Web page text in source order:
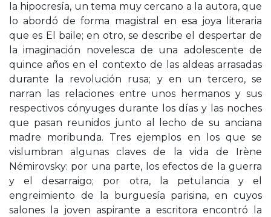
la hipocresía, un tema muy cercano a la autora, que
lo abordó de forma magistral en esa joya literaria
que es El baile; en otro, se describe el despertar de
la imaginación novelesca de una adolescente de
quince años en el contexto de las aldeas arrasadas
durante la revolución rusa; y en un tercero, se
narran las relaciones entre unos hermanos y sus
respectivos cónyuges durante los días y las noches
que pasan reunidos junto al lecho de su anciana
madre moribunda. Tres ejemplos en los que se
vislumbran algunas claves de la vida de Irène
Némirovsky: por una parte, los efectos de la guerra
y el desarraigo; por otra, la petulancia y el
engreimiento de la burguesía parisina, en cuyos
salones la joven aspirante a escritora encontró la